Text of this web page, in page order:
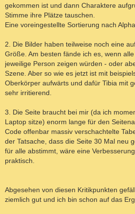
gekommen ist und dann Charaktere
Stimme ihre Plätze tauschen.
Eine voreingestellte Sortierung nach
2. Die Bilder haben teilweise noch eine
Größe. Am besten fände ich es, wenn
jeweilige Person zeigen würden - oder
Szene. Aber so wie es jetzt ist mit
Oberkörper aufwärts und dafür Tibia mit
sehr irritierend.
3. Die Seite braucht bei mir (da ich
Laptop sitze) enorm lange für den
Code offenbar massiv verschachtelte
der Tatsache, dass die Seite 30 Mal neu
für alle abstimmt, wäre eine
praktisch.
Abgesehen von diesen Kritikpunkten
ziemlich gut und ich bin schon auf das